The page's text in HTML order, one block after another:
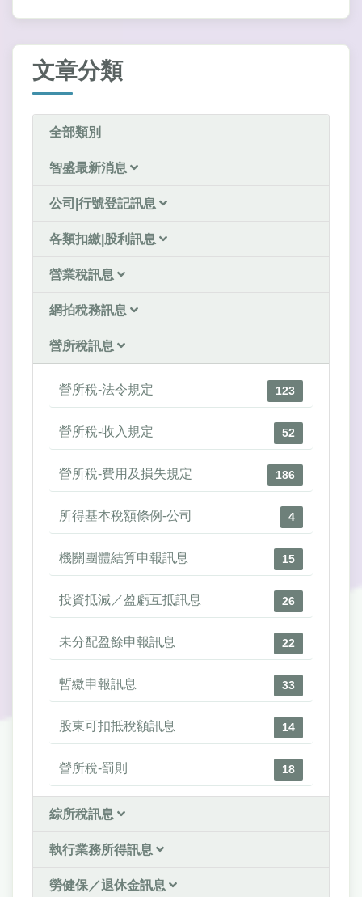
文章分類
全部類別
智盛最新消息
公司|行號登記訊息
各類扣繳|股利訊息
營業稅訊息
網拍稅務訊息
營所稅訊息
營所稅-法令規定 123
營所稅-收入規定 52
營所稅-費用及損失規定 186
所得基本稅額條例-公司 4
機關團體結算申報訊息 15
投資抵減／盈虧互抵訊息 26
未分配盈餘申報訊息 22
暫繳申報訊息 33
股東可扣抵稅額訊息 14
營所稅-罰則 18
綜所稅訊息
執行業務所得訊息
勞健保／退休金訊息